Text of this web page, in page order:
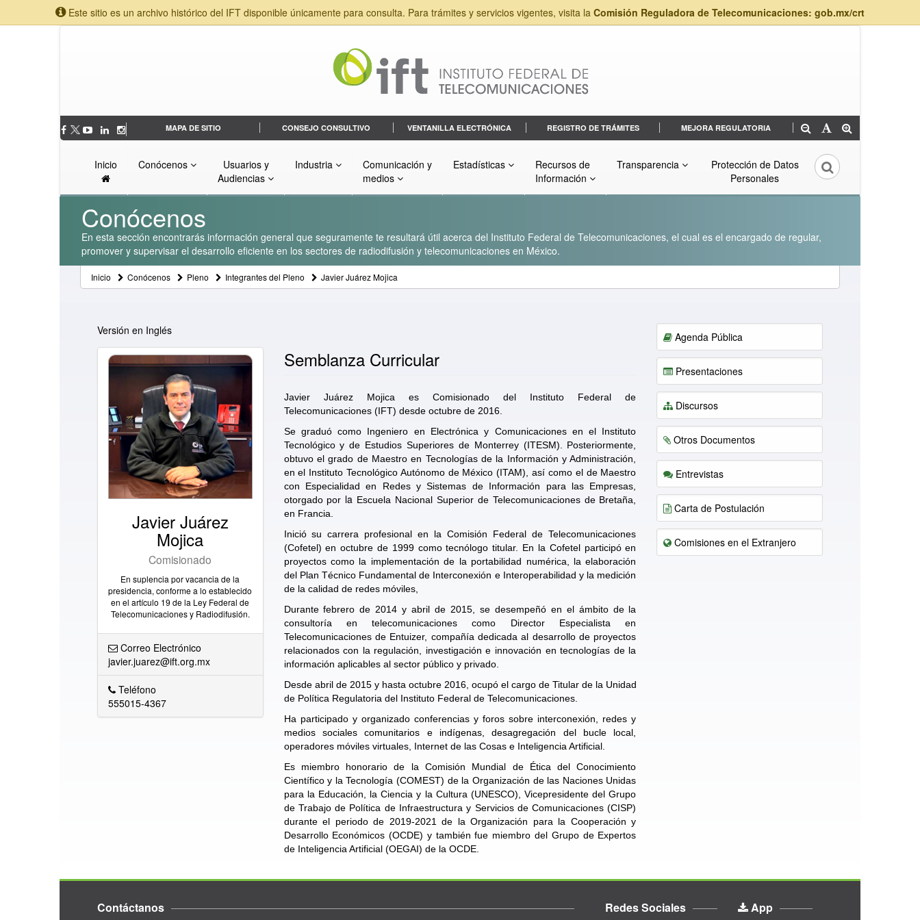
Este sitio es un archivo histórico del IFT disponible únicamente para consulta. Para trámites y servicios vigentes, visita la Comisión Reguladora de Telecomunicaciones: gob.mx/crt
MAPA DE SITIO CONSEJO CONSULTIVO VENTANILLA ELECTRÓNICA REGISTRO DE TRÁMITES MEJORA REGULATORIA
Inicio Conócenos
Usuarios y
Audiencias
Industria
Comunicación y
medios
Estadísticas
Recursos de
Información
Transparencia
Protección de Datos
Personales
Conócenos
En esta sección encontrarás información general que seguramente te resultará útil acerca del Instituto Federal de Telecomunicaciones, el cual es el encargado de regular,
promover y supervisar el desarrollo eficiente en los sectores de radiodifusión y telecomunicaciones en México.
Inicio Conócenos Pleno Integrantes del Pleno Javier Juárez Mojica
Versión en Inglés
Javier Juárez
Mojica
Comisionado
En suplencia por vacancia de la
presidencia, conforme a lo establecido
en el artículo 19 de la Ley Federal de
Telecomunicaciones y Radiodifusión.
Correo Electrónico
javier.juarez@ift.org.mx
Teléfono
555015-4367
Semblanza Curricular
Javier Juárez Mojica es Comisionado del Instituto Federal de
Telecomunicaciones (IFT) desde octubre de 2016.
Se graduó como Ingeniero en Electrónica y Comunicaciones en el Instituto
Tecnológico y de Estudios Superiores de Monterrey (ITESM). Posteriormente,
obtuvo el grado de Maestro en Tecnologías de la Información y Administración,
en el Instituto Tecnológico Autónomo de México (ITAM), así como el de Maestro
con Especialidad en Redes y Sistemas de Información para las Empresas,
otorgado por la Escuela Nacional Superior de Telecomunicaciones de Bretaña,
en Francia.
Inició su carrera profesional en la Comisión Federal de Telecomunicaciones
(Cofetel) en octubre de 1999 como tecnólogo titular. En la Cofetel participó en
proyectos como la implementación de la portabilidad numérica, la elaboración
del Plan Técnico Fundamental de Interconexión e Interoperabilidad y la medición
de la calidad de redes móviles,
Durante febrero de 2014 y abril de 2015, se desempeñó en el ámbito de la
consultoría en telecomunicaciones como Director Especialista en
Telecomunicaciones de Entuizer, compañía dedicada al desarrollo de proyectos
relacionados con la regulación, investigación e innovación en tecnologías de la
información aplicables al sector público y privado.
Desde abril de 2015 y hasta octubre 2016, ocupó el cargo de Titular de la Unidad
de Política Regulatoria del Instituto Federal de Telecomunicaciones.
Ha participado y organizado conferencias y foros sobre interconexión, redes y
medios sociales comunitarios e indígenas, desagregación del bucle local,
operadores móviles virtuales, Internet de las Cosas e Inteligencia Artificial.
Es miembro honorario de la Comisión Mundial de Ética del Conocimiento
Científico y la Tecnología (COMEST) de la Organización de las Naciones Unidas
para la Educación, la Ciencia y la Cultura (UNESCO), Vicepresidente del Grupo
de Trabajo de Política de Infraestructura y Servicios de Comunicaciones (CISP)
durante el periodo de 2019-2021 de la Organización para la Cooperación y
Desarrollo Económicos (OCDE) y también fue miembro del Grupo de Expertos
de Inteligencia Artificial (OEGAI) de la OCDE.
Agenda Pública
Presentaciones
Discursos
Otros Documentos
Entrevistas
Carta de Postulación
Comisiones en el Extranjero
Contáctanos Redes Sociales App